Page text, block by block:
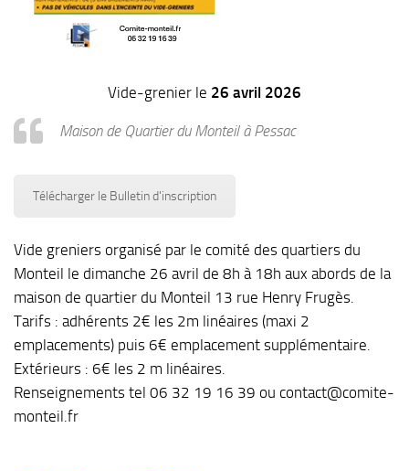
Vide-grenier le 26 avril 2026
Maison de Quartier du Monteil à Pessac
Télécharger le Bulletin d'inscription
Vide greniers organisé par le comité des quartiers du
Monteil le dimanche 26 avril de 8h à 18h aux abords de la
maison de quartier du Monteil 13 rue Henry Frugès.
Tarifs : adhérents 2€ les 2m linéaires (maxi 2
emplacements) puis 6€ emplacement supplémentaire.
Extérieurs : 6€ les 2 m linéaires.
Renseignements tel 06 32 19 16 39 ou contact@comite-
monteil.fr